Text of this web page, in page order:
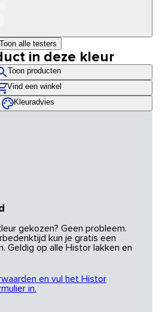
Toon alle testers
in deze kleur
Toon producten
Vind een winkel
Kleuradvies
gekozen? Geen probleem.
kun je gratis een
Geldig op alle Histor lakken en
en vul het Histor
in.